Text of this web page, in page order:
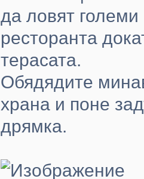
да ловят
ресторанта
терасата.
Обядядите
храна и поне
дрямка.